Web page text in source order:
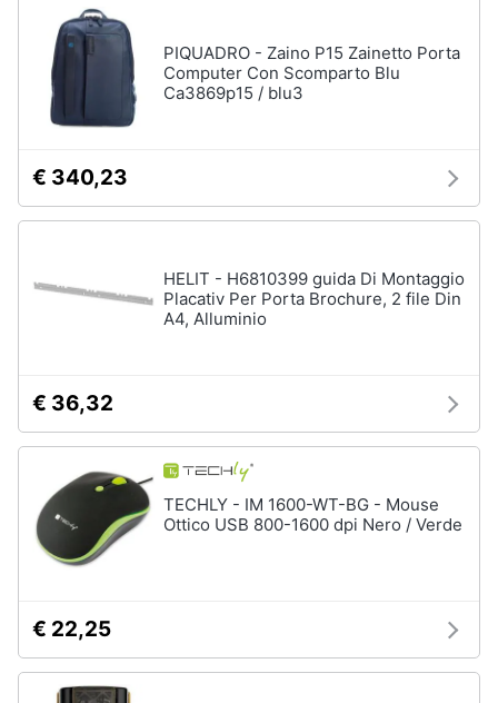
Software
Tastiera
Sistema
operativo
windows
Vedi
PIQUADRO - Zaino P15 Zainetto Porta
Computer Con Scomparto Blu
Ca3869p15 / blu3
€ 340,23
HELIT - H6810399 guida Di Montaggio
Placativ Per Porta Brochure, 2 file Din
A4, Alluminio
€ 36,32
TECHLY - IM 1600-WT-BG - Mouse
Ottico USB 800-1600 dpi Nero / Verde
€ 22,25